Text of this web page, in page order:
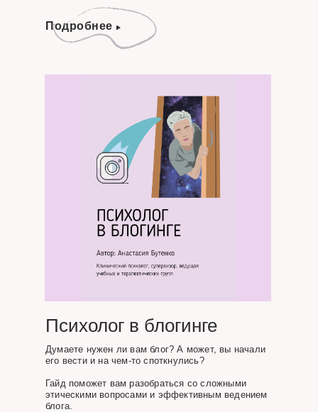
Подробнее
Психолог в блогинге
Думаете нужен ли вам блог? А может, вы начали
его вести и на чем-то споткнулись?
Гайд поможет вам разобраться со сложными
этическими вопросами и эффективным ведением
блога.